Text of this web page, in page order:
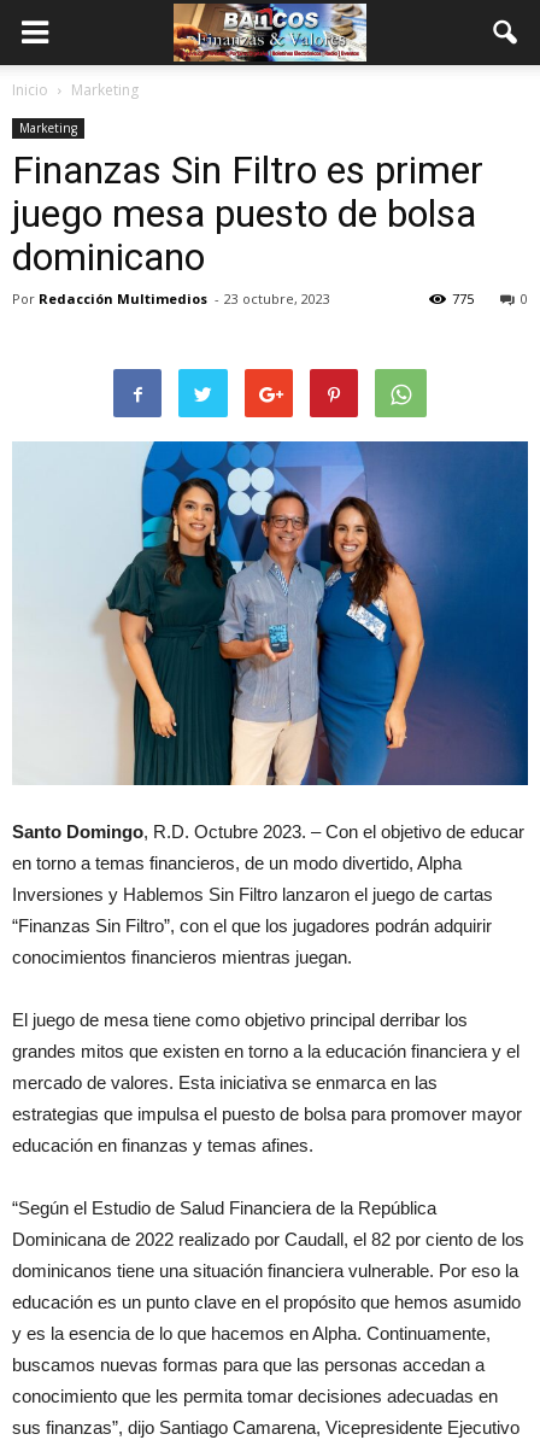
Inicio Marketing
Marketing
Finanzas Sin Filtro es primer
juego mesa puesto de bolsa
dominicano
Por Redacción Multimedios - 23 octubre, 2023 0
775
Santo Domingo, R.D. Octubre 2023. – Con el objetivo de educar
en torno a temas financieros, de un modo divertido, Alpha
Inversiones y Hablemos Sin Filtro lanzaron el juego de cartas
“Finanzas Sin Filtro”, con el que los jugadores podrán adquirir
conocimientos financieros mientras juegan.
El juego de mesa tiene como objetivo principal derribar los
grandes mitos que existen en torno a la educación financiera y el
mercado de valores. Esta iniciativa se enmarca en las
estrategias que impulsa el puesto de bolsa para promover mayor
educación en finanzas y temas afines.
“Según el Estudio de Salud Financiera de la República
Dominicana de 2022 realizado por Caudall, el 82 por ciento de los
dominicanos tiene una situación financiera vulnerable. Por eso la
educación es un punto clave en el propósito que hemos asumido
y es la esencia de lo que hacemos en Alpha. Continuamente,
buscamos nuevas formas para que las personas accedan a
conocimiento que les permita tomar decisiones adecuadas en
sus finanzas”, dijo Santiago Camarena, Vicepresidente Ejecutivo